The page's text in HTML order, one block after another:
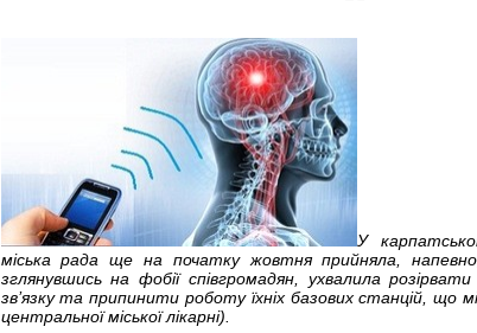
У
міська рада ще на початку жовтня прийняла,
зглянувшись на фобії співгромадян, ухвалила
зв’язку та припинити роботу їхніх базових станцій, що
центральної міської лікарні).